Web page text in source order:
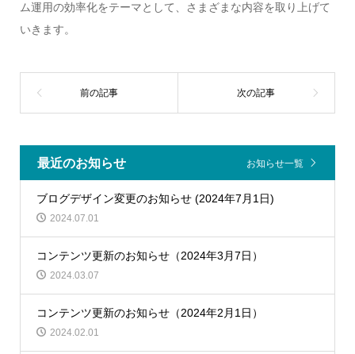
ム運用の効率化をテーマとして、さまざまな内容を取り上げて
いきます。
最近のお知らせ お知らせ一覧
ブログデザイン変更のお知らせ (2024年7月1日)
2024.07.01
コンテンツ更新のお知らせ（2024年3月7日）
2024.03.07
コンテンツ更新のお知らせ（2024年2月1日）
2024.02.01